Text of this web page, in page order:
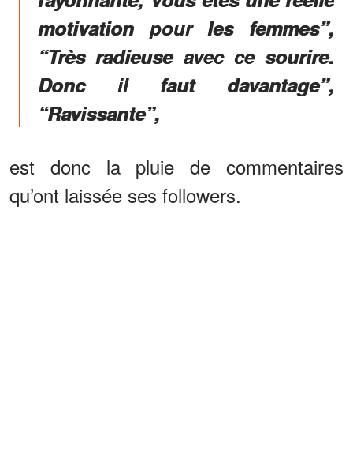
motivation pour les femmes”,
“Très radieuse avec ce sourire.
Donc il faut davantage”,
“Ravissante”,
est donc la pluie de commentaires
qu’ont laissée ses followers.